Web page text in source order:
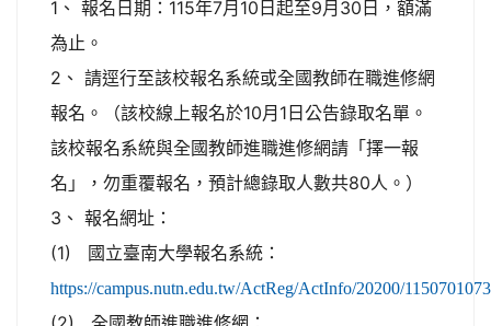
1、 報名日期：115年7月10日起至9月30日，額滿
為止。
2、 請逕行至該校報名系統或全國教師在職進修網
報名。（該校線上報名於10月1日公告錄取名單。
該校報名系統與全國教師進職進修網請「擇一報
名」，勿重覆報名，預計總錄取人數共80人。）
3、 報名網址：
(1) 國立臺南大學報名系統：
https://campus.nutn.edu.tw/ActReg/ActInfo/20200/